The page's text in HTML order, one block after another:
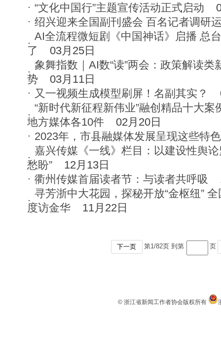
“文化中国行”主题宣传活动正式启动
绍兴迎来全国副刊盛会 百名记者调研
AI全流程微短剧《中国神话》启播 总
了
03月25日
象舞指数｜AI数“读”两会：政策解读
势
03月11日
又一视频生成模型刷屏！名副其实？
“新时代新征程新伟业”融创精品十大
地方媒体各10件
02月20日
2023年，市县融媒体发展呈现这些特色
嘉兴传媒《一线》栏目：以建设性舆
愁盼”
12月13日
衢州传媒首届读者节：与读者共呼吸
寻芳浙中大花园，探秘开放“金枢纽”
度访金华
11月22日
下一页 第1/82页 到第 页
© 浙江省新闻工作者协会版权所有